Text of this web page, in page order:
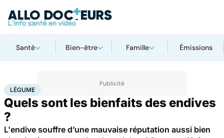
Santé Bien-être Famille Émissions
AccueilBien-être Légume
LÉGUME
Quels sont les bienfaits des endives
?
L'endive souffre d’une mauvaise réputation aussi bien